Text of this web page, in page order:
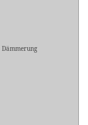
Dämmerung